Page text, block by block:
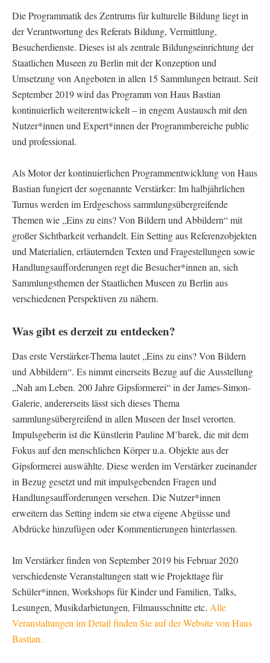
Die Programmatik des Zentrums für kulturelle Bildung liegt in
der Verantwortung des Referats Bildung, Vermittlung,
Besucherdienste. Dieses ist als zentrale Bildungseinrichtung der
Staatlichen Museen zu Berlin mit der Konzeption und
Umsetzung von Angeboten in allen 15 Sammlungen betraut. Seit
September 2019 wird das Programm von Haus Bastian
kontinuierlich weiterentwickelt – in engem Austausch mit den
Nutzer*innen und Expert*innen der Programmbereiche public
und professional.
Als Motor der kontinuierlichen Programmentwicklung von Haus
Bastian fungiert der sogenannte Verstärker: Im halbjährlichen
Turnus werden im Erdgeschoss sammlungsübergreifende
Themen wie „Eins zu eins? Von Bildern und Abbildern“ mit
großer Sichtbarkeit verhandelt. Ein Setting aus Referenzobjekten
und Materialien, erläuternden Texten und Fragestellungen sowie
Handlungsaufforderungen regt die Besucher*innen an, sich
Sammlungsthemen der Staatlichen Museen zu Berlin aus
verschiedenen Perspektiven zu nähern.
Was gibt es derzeit zu entdecken?
Das erste Verstärker-Thema lautet „Eins zu eins? Von Bildern
und Abbildern“. Es nimmt einerseits Bezug auf die Ausstellung
„Nah am Leben. 200 Jahre Gipsformerei“ in der James-Simon-
Galerie, andererseits lässt sich dieses Thema
sammlungsübergreifend in allen Museen der Insel verorten.
Impulsgeberin ist die Künstlerin Pauline M’barek, die mit dem
Fokus auf den menschlichen Körper u.a. Objekte aus der
Gipsformerei auswählte. Diese werden im Verstärker zueinander
in Bezug gesetzt und mit impulsgebenden Fragen und
Handlungsaufforderungen versehen. Die Nutzer*innen
erweitern das Setting indem sie etwa eigene Abgüsse und
Abdrücke hinzufügen oder Kommentierungen hinterlassen.
Im Verstärker finden von September 2019 bis Februar 2020
verschiedenste Veranstaltungen statt wie Projekttage für
Schüler*innen, Workshops für Kinder und Familien, Talks,
Lesungen, Musikdarbietungen, Filmausschnitte etc. Alle
Veranstaltungen im Detail finden Sie auf der Website von Haus
Bastian.